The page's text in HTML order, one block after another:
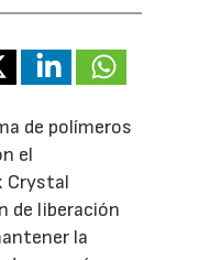
de polímeros
el
Crystal
de liberación
la